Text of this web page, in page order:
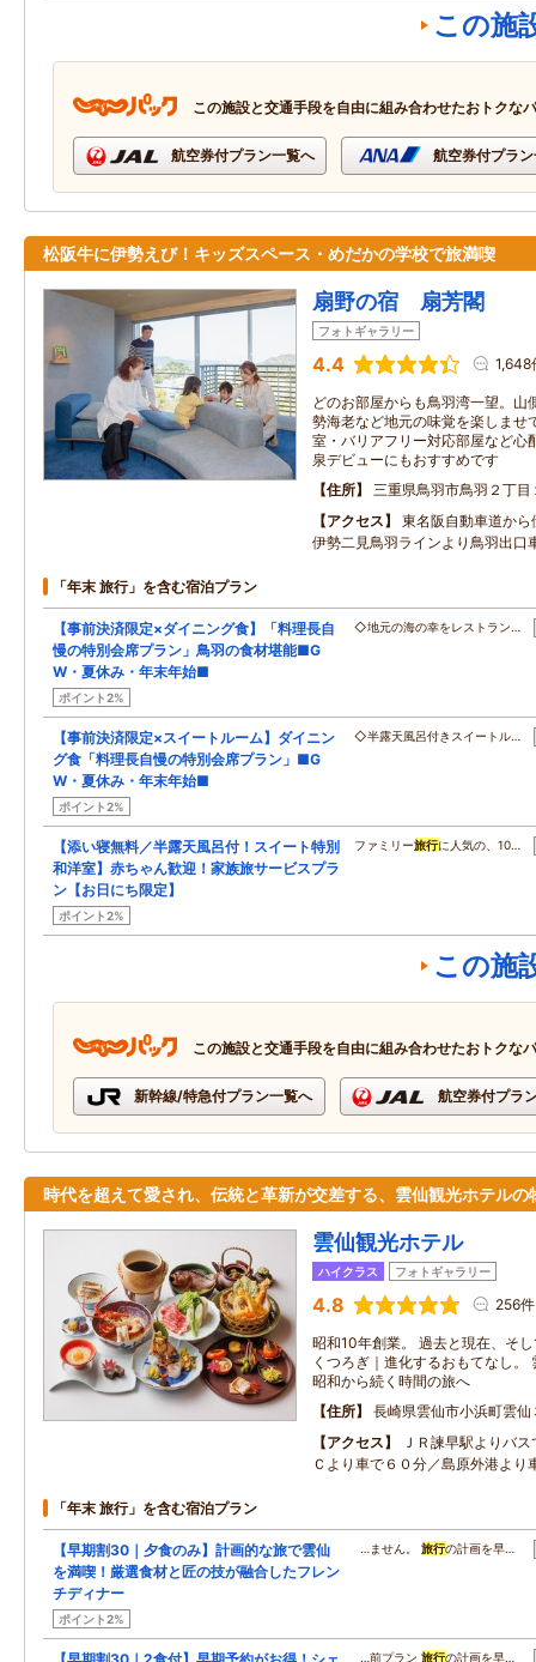
この施
この施設と交通手段を自由に組み合わせたおトクな
航空券付プラン一覧へ 航空券付プラ
松阪牛に伊勢えび！キッズスペース・めだかの学校で旅満喫
扇野の宿 扇芳閣
フォトギャラリー
4.4 1,648
どのお部屋からも鳥羽湾一望。山
勢海老など地元の味覚を楽しませ
室・バリアフリー対応部屋など
泉デビューにもおすすめです
住所
三重県鳥羽市鳥羽２丁目
アクセス
東名阪自動車道か
伊勢二見鳥羽ラインより鳥羽出口
「年末 旅行」を含む宿泊プラン
【事前決済限定×ダイニング食】「料理長自
慢の特別会席プラン」鳥羽の食材堪能■G
W・夏休み・年末年始■
ポイント2%
◇地元の海の幸をレストラン…
【事前決済限定×スイートルーム】ダイニン
グ食「料理長自慢の特別会席プラン」■G
W・夏休み・年末年始■
ポイント2%
◇半露天風呂付きスイートル…
【添い寝無料／半露天風呂付！スイート特別
和洋室】赤ちゃん歓迎！家族旅サービスプラ
ン【お日にち限定】
ポイント2%
ファミリー旅行に人気の、10…
この施
この施設と交通手段を自由に組み合わせたおトクな
新幹線/特急付プラン一覧へ 航空券付プラ
時代を超えて愛され、伝統と革新が交差する、雲仙観光ホテルの
雲仙観光ホテル
ハイクラス フォトギャラリー
4.8 256件
昭和10年創業。 過去と現在、そ
くつろぎ｜進化するおもてなし。
昭和から続く時間の旅へ
住所
長崎県雲仙市小浜町雲仙
アクセス
ＪＲ諫早駅よりバ
Ｃより車で６０分／島原外港より
「年末 旅行」を含む宿泊プラン
【早期割30｜夕食のみ】計画的な旅で雲仙
を満喫！厳選食材と匠の技が融合したフレン
チディナー
ポイント2%
…ません。旅行の計画を早…
…前プラン旅行の計画を早…